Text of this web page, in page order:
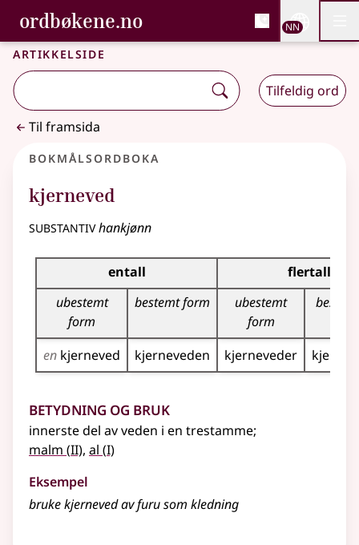
Gå til hovudinnhald
Tilgjenge
ordbøkene.no, Bokmålsordboka og
Bokmålsordboka og Nynorskordboka
NN
Artikkelside
Tilfeldig ord
Til framsida
Bokmålsordboka
kjerneved
substantivhankjønn
Bøyingstabell for dette substantivet
entall
flertall
ubestemt
form
bestemt form
ubestemt
form
en kjerneved kjerneveden kjerneveder
Betydning og bruk
innerste del av veden i en trestamme;
malm (2
II), al (1
I)
Eksempel
bruke kjerneved av furu som kledning